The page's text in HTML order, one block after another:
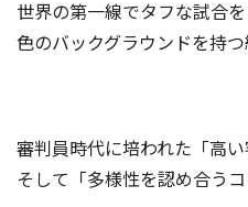
世界の第一線でタフな試合
色のバックグラウンドを持つ
審判員時代に培われた「高
そして「多様性を認め合う